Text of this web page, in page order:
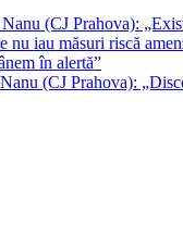
(CJ Prahova):
iau măsuri riscă
în alertă”
(CJ Prahova):